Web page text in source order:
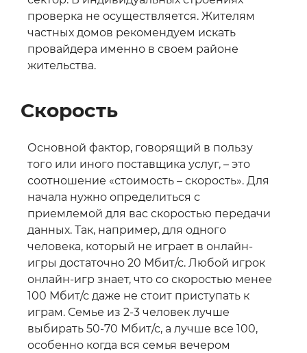
проверка не осуществляется. Жителям
частных домов рекомендуем искать
провайдера именно в своем районе
жительства.
Скорость
Основной фактор, говорящий в пользу
того или иного поставщика услуг, – это
соотношение «стоимость – скорость». Для
начала нужно определиться с
приемлемой для вас скоростью передачи
данных. Так, например, для одного
человека, который не играет в онлайн-
игры достаточно 20 Мбит/с. Любой игрок
онлайн-игр знает, что со скоростью менее
100 Мбит/с даже не стоит приступать к
играм. Семье из 2-3 человек лучше
выбирать 50-70 Мбит/с, а лучше все 100,
особенно когда вся семья вечером